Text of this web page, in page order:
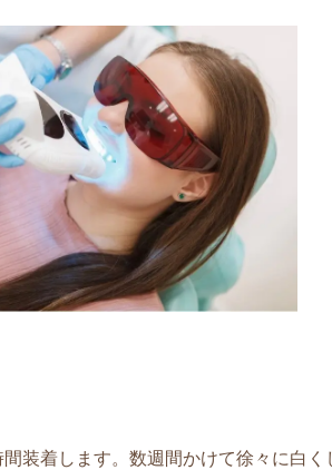
装着します。数週間かけて徐々に白く